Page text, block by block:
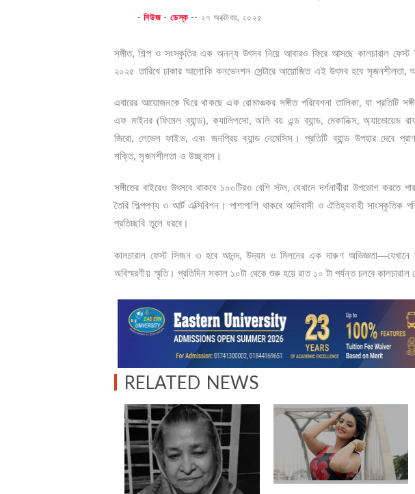
-নিউজ- ডেস্ক -- ২৭ অক্টোবর, ২০২৫
সঙ্গীত,শিল্প ও সংস্কৃতির এক অনন্য উৎসব নিয়ে আবারও ফিরে আসছে কালচারাল ফেস্ট
২০২৫ তারিখে ঢাকার আলোকি কনভেনশন সেন্টারে আয়োজিত এই উৎসব হবে সৃজনশীলতা,
এবারের আয়োজনকে ঘিরে থাকছে এক রোমাঞ্চকর সঙ্গীত পরিবেশনা তালিকা,যা প্রতিটি
এফ মাইনর (ফিমেল ব্যান্ড),ক্যালিপসো,অলি বয় এন্ড ব্যান্ড,মেকানিক্স,অ্যাভোয়েড
জিরো, লেভেল ফাইভ,এবং জনপ্রিয় ব্যান্ড নেমেসিস। প্রতিটি ব্যান্ড উপহার দেবে
শক্তি,সৃজনশীলতা ও উচ্ছ্বাস।
সঙ্গীতের বাইরেও উৎসবে থাকবে ১০০টিরও বেশি স্টল, যেখানে দর্শনার্থীরা উপভোগ করতে
তৈরি শিল্পপণ্য ও আর্ট এক্সিবিশন। পাশাপাশি থাকবে আদিবাসী ও ঐতিহ্যবাহী সাংস্কৃতিক
প্রতিচ্ছবি তুলে ধরবে।
কালচারাল ফেস্ট সিজন ৩ হবে আনন্দ, উদ্যম ও মিলনের এক দারুণ অভিজ্ঞতা—যেখানে
অবিস্মরণীয় স্মৃতি। প্রতিদিন সকাল ১০টা থেকে শুরু হয়ে রাত ১০ টা পর্যন্ত চলবে কালচারাল
RELATED NEWS